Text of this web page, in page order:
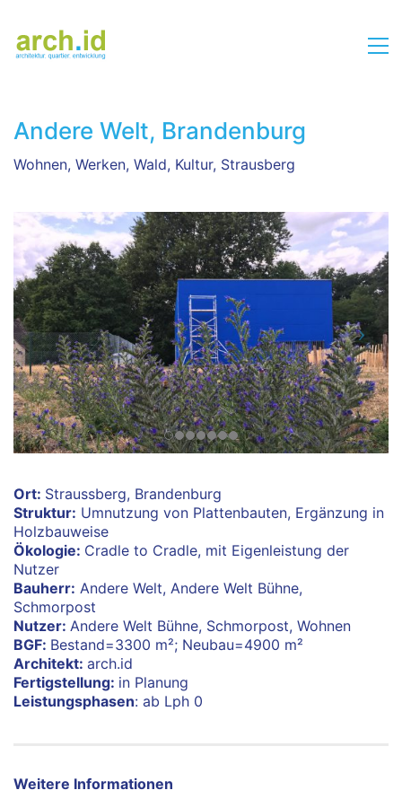
Andere Welt, Brandenburg
Wohnen, Werken, Wald, Kultur, Strausberg
Ort: Straussberg, Brandenburg
Struktur: Umnutzung von Plattenbauten, Ergänzung in
Holzbauweise
Ökologie: Cradle to Cradle, mit Eigenleistung der
Nutzer
Bauherr: Andere Welt, Andere Welt Bühne,
Schmorpost
Nutzer: Andere Welt Bühne, Schmorpost, Wohnen
BGF: Bestand=3300 m²; Neubau=4900 m²
Architekt: arch.id
Fertigstellung: in Planung
Leistungsphasen: ab Lph 0
Weitere Informationen